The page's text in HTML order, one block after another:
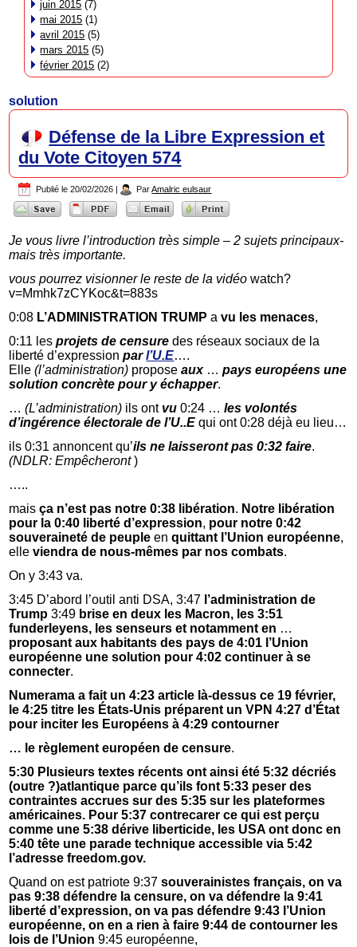
juin 2015 (7)
mai 2015 (1)
avril 2015 (5)
mars 2015 (5)
février 2015 (2)
solution
Défense de la Libre Expression et
du Vote Citoyen 574
Publié le 20/02/2026 | Par Amalric eulsaur
Je vous livre l’introduction très simple – 2 sujets principaux-
mais très importante.
vous pourrez visionner le reste de la vidéowatch?
v=Mmhk7zCYKoc&t=883s
0:08 L’ADMINISTRATION TRUMP avu les menaces,
0:11 lesprojets de censure des réseaux sociaux de la
liberté d’expressionparl’U.E….
Elle(l’administration) proposeaux…pays européens une
solution concrète pour y échapper.
…(L’administration) ils ont vu 0:24 …les volontés
d’ingérence électorale del’U..E qui ont 0:28 déjà eu lieu…
ils 0:31 annoncent qu’ils ne laisseront pas 0:32 faire.
(NDLR: Empêcheront)
…..
maisça n’est pas notre 0:38 libération. Notre libération
pour la 0:40 liberté d’expression, pour notre 0:42
souveraineté de peuple enquittant l’Union européenne,
elleviendra de nous-mêmes par nos combats.
On y 3:43 va.
3:45 D’abord l’outil anti DSA, 3:47 l’administration de
Trump3:49 brise en deux les Macron, les 3:51
funderleyens, les senseurs et notamment en …
proposant aux habitants des pays de 4:01 l’Union
européenne une solution pour 4:02 continuer à se
connecter.
Numerama a fait un 4:23 article là-dessus ce 19 février,
le 4:25 titre les États-Unis préparent un VPN 4:27 d’État
pour inciter les Européens à 4:29 contourner
… le règlement européen de censure.
5:30 Plusieurs textes récents ont ainsi été 5:32 décriés
(outre ?)atlantique parce qu’ils font 5:33 peser des
contraintes accrues sur des 5:35 sur les plateformes
américaines. Pour 5:37 contrecarer ce qui est perçu
comme une 5:38 dérive liberticide, les USA ont donc en
5:40 tête une parade technique accessible via 5:42
l’adresse freedom.gov.
Quand on est patriote 9:37souverainistes français, on va
pas 9:38 défendre la censure, on va défendre la 9:41
liberté d’expression, on va pas défendre 9:43 l’Union
européenne, on en a rien à faire 9:44 de contourner les
lois de l’Union9:45 européenne,